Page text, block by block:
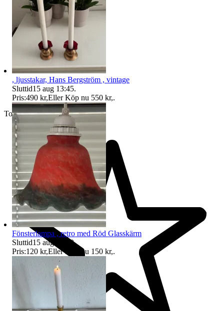
Toppsäljare
, ljusstakar, Hans Bergström , vintage
Sluttid15 aug 13:45.
Pris:490 kr,Eller Köp nu 550 kr,.
Fönsterlampa , retro med Röd Glasskärm
Sluttid15 aug 18:10.
Pris:120 kr,Eller Köp nu 150 kr,.